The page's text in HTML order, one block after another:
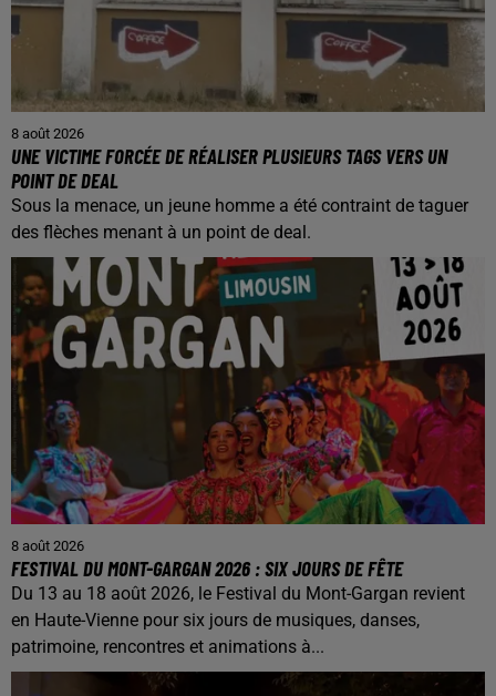
8 août 2026
UNE VICTIME FORCÉE DE RÉALISER PLUSIEURS TAGS VERS UN
POINT DE DEAL
Sous la menace, un jeune homme a été contraint de taguer
des flèches menant à un point de deal.
8 août 2026
FESTIVAL DU MONT-GARGAN 2026 : SIX JOURS DE FÊTE
Du 13 au 18 août 2026, le Festival du Mont-Gargan revient
en Haute-Vienne pour six jours de musiques, danses,
patrimoine, rencontres et animations à...